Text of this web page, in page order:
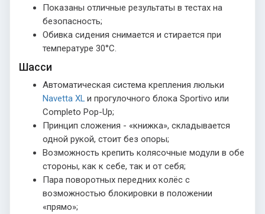
Показаны отличные результаты в тестах на
безопасность;
Обивка сидения снимается и стирается при
температуре 30°С.
Шасси
Автоматическая система крепления люльки
Navetta XL и прогулочного блока Sportivo или
Completo Pop-Up;
Принцип сложения - «книжка», складывается
одной рукой, стоит без опоры;
Возможность крепить колясочные модули в обе
стороны, как к себе, так и от себя;
Пара поворотных передних колёс с
возможностью блокировки в положении
«прямо»;